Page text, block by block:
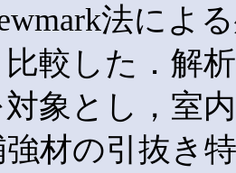
法によ
較した．解
象とし，室
材の引抜き